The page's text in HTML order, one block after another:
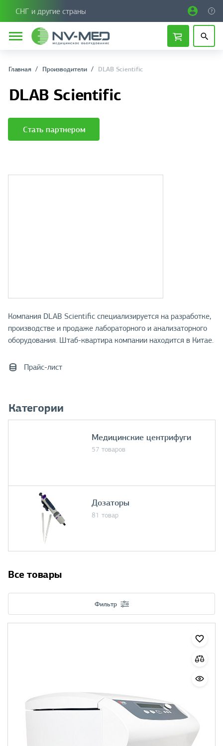
СНГ и другие страны
Главная Производители DLAB Scientific
DLAB Scientific
Стать партнером
Компания DLAB Scientific специализируется на разработке,
производстве и продаже лабораторного и анализаторного
оборудования. Штаб-квартира компании находится в Китае.
Прайс-лист
Категории
Медицинские центрифуги
57 товаров
Дозаторы
81 товар
Все товары
Фильтр